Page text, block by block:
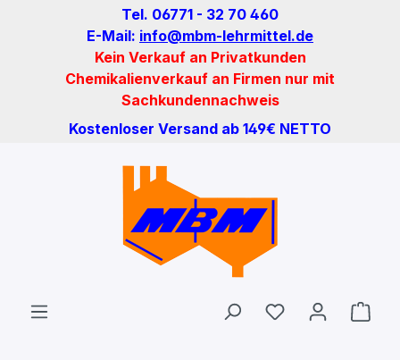
Zum Hauptinhalt springenTel. 06771 - 32 70 460
E-Mail: info@mbm-lehrmittel.de
Kein Verkauf an Privatkunden
Chemikalienverkauf an Firmen nur mit
Sachkundennachweis
Kostenloser Versand ab 149€ NETTO
Du hast 0